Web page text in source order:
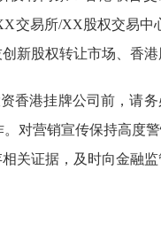
交易所/XX股权交易中
新股权转让市场、香港
香港挂牌公司前，请务
。 对营销宣传保持高度
关证据， 及时向金融